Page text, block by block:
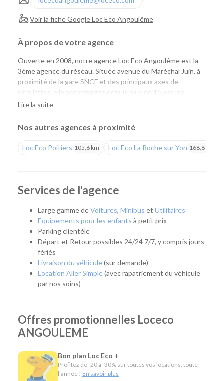
Voir la fiche Google Loc Eco Angoulême
À propos de votre agence
Ouverte en 2008, notre agence Loc Eco Angoulême est la
3ème agence du réseau. Située avenue du Maréchal Juin, à
proximité de la gare SNCF et des principaux axes de
circulation, elle accompagne depuis plus de 15 ans les
particuliers comme les professionnels avec une offre de
Une agence pour tous vos projets
véhicule, notre agence vous propose une solution adaptée.
Son emplacement permet de rejoindre facilement le centre-
ville d'Angoulême ainsi que les communes environnantes, ce
qui en fait un point de départ pratique pour tous vos
déplacements.
Quel véhicule choisir ?
Notre agence met à votre disposition une flotte complète
pour répondre à tous les usages :
Routières, SUV et monospaces pour les vacances ou
les longs trajets.
Utilitaires de différentes capacités pour un
déménagement, des travaux ou le transport de
matériel.
Lire la suite
Nos autres agences à proximité
Loc Eco Poitiers 105,6 km Loc Eco La Roche sur Yon 168,8 km
Services de l'agence
Large gamme deVoitures, Minibus et Utilitaires
Equipements pour les enfants à petit prix
Parking clientèle
Départ et Retour possibles 24/24 7/7, y compris jours
fériés
Livraison du véhicule(sur demande)
Location Aller Simple(avec rapatriement du véhicule
par nos soins)
Offres promotionnelles Loceco
ANGOULEME
Bon plan Loc Eco +
Profitez de -20 à -30% sur toutes vos locations, toute
l'année ! En savoir plus